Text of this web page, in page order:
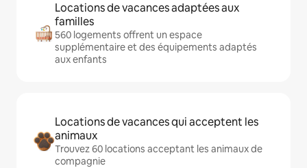
Locations de vacances adaptées aux
familles
560 logements offrent un espace
supplémentaire et des équipements adaptés
aux enfants
Locations de vacances qui acceptent les
animaux
Trouvez 60 locations acceptant les animaux de
compagnie